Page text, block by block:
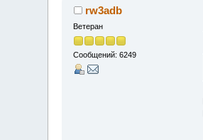
rw3adb
Ветеран
Сообщений: 6249